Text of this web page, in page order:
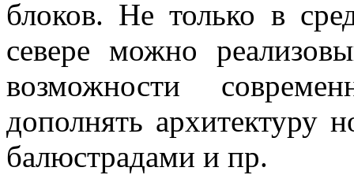
блоков. Не только в
севере можно
возможности
дополнять архитектуру
балюстрадами и пр.